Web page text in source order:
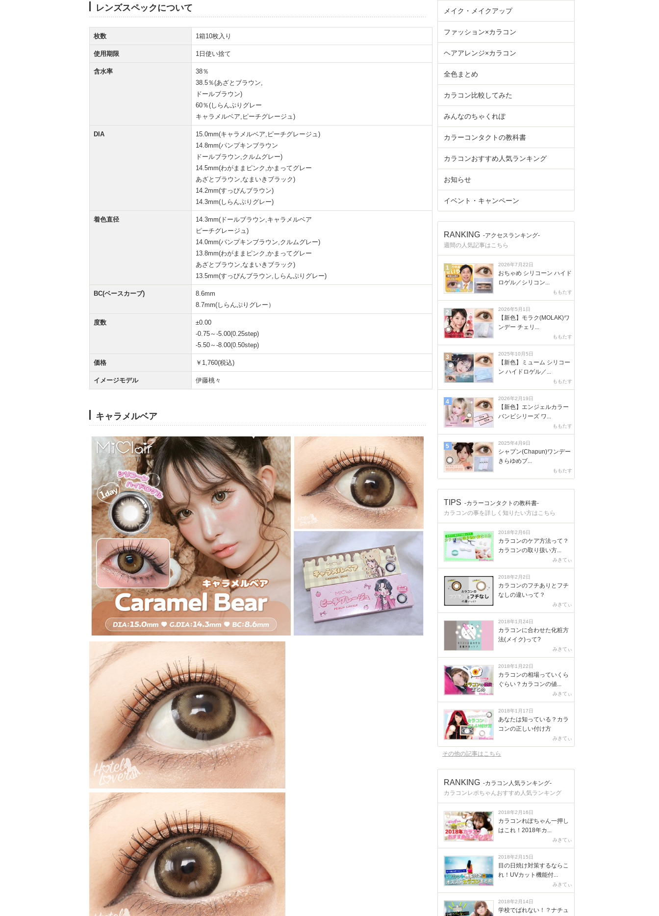
レンズスペックについて
枚数 1箱10枚入り
使用期限 1日使い捨て
含水率
38％
38.5％(あざとブラウン,
ドールブラウン)
60％(しらんぷりグレー
キャラメルベア,ピーチグレージュ)
DIA
15.0mm(キャラメルベア,ピーチグレージュ)
14.8mm(パンプキンブラウン
ドールブラウン,クルムグレー)
14.5mm(わがままピンク,かまってグレー
あざとブラウン,なまいきブラック)
14.2mm(すっぴんブラウン)
14.3mm(しらんぷりグレー)
着色直径
14.3mm(ドールブラウン,キャラメルベア
ピーチグレージュ)
14.0mm(パンプキンブラウン,クルムグレー)
13.8mm(わがままピンク,かまってグレー
あざとブラウン,なまいきブラック)
13.5mm(すっぴんブラウン,しらんぷりグレー)
BC(ベースカーブ)
8.6mm
8.7mm(しらんぷりグレー）
度数
±0.00
-0.75～-5.00(0.25step)
-5.50～-8.00(0.50step)
価格 ￥1,760(税込)
イメージモデル 伊藤桃々
キャラメルベア
メイク・メイクアップ
ファッション×カラコン
ヘアアレンジ×カラコン
全色まとめ
カラコン比較してみた
みんなのちゃくれぽ
カラーコンタクトの教科書
カラコンおすすめ人気ランキング
お知らせ
イベント・キャンペーン
RANKING -アクセスランキング-
週間の人気記事はこちら
1 2026年7月22日
おちゃめ シリコーン ハイド
ロゲル／シリコン...
ももたす
2 2026年5月1日
【新色】モラク(MOLAK)ワ
ンデー チェリ...
ももたす
3 2025年10月5日
【新色】ミューム シリコー
ン ハイドロゲル／...
ももたす
4 2026年2月19日
【新色】エンジェルカラー
バンビシリーズ ワ...
ももたす
5 2025年4月9日
シャプン(Chapun)ワンデー
きらゆめブ...
ももたす
TIPS -カラーコンタクトの教科書-
カラコンの事を詳しく知りたい方はこちら
2018年2月6日
カラコンのケア方法って？
カラコンの取り扱い方...
みきてぃ
2018年2月2日
カラコンのフチありとフチ
なしの違いって？
みきてぃ
2018年1月24日
カラコンに合わせた化粧方
法(メイク)って?
みきてぃ
2018年1月22日
カラコンの相場っていくら
ぐらい？カラコンの値...
みきてぃ
2018年1月17日
あなたは知っている？カラ
コンの正しい付け方
みきてぃ
その他の記事はこちら
RANKING -カラコン人気ランキング-
カラコンレポちゃんおすすめ人気ランキング
2018年2月16日
カラコンれぽちゃん一押し
はこれ！2018年カ...
みきてぃ
2018年2月15日
目の日焼け対策するならこ
れ！UVカット機能付...
みきてぃ
2018年2月14日
学校でばれない！？ナチュ